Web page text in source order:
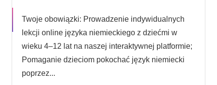
Twoje obowiązki: Prowadzenie indywidualnych
lekcji online języka niemieckiego z dziećmi w
wieku 4–12 lat na naszej interaktywnej platformie;
Pomaganie dzieciom pokochać język niemiecki
poprzez...